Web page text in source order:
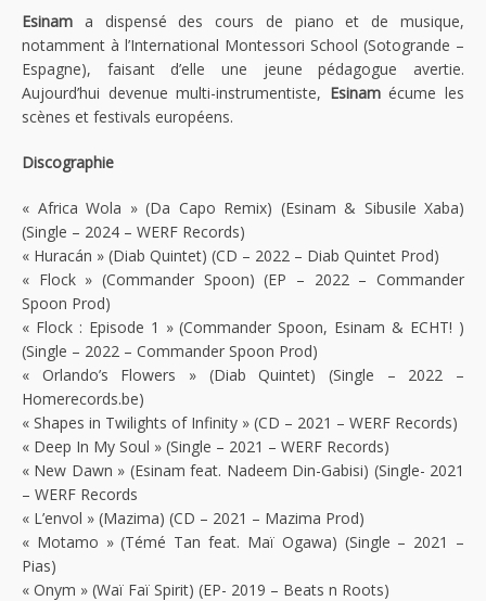
Esinam a dispensé des cours de piano et de musique,
notamment à l’International Montessori School (Sotogrande –
Espagne), faisant d’elle une jeune pédagogue avertie.
Aujourd’hui devenue multi-instrumentiste, Esinamécume les
scènes et festivals européens.
Discographie
« Africa Wola » (Da Capo Remix) (Esinam & Sibusile Xaba)
(Single – 2024 – WERF Records)
« Hurac​án »​ (Diab Quintet) (CD – 2022 – Diab Quintet Prod)
« Flock » (Commander Spoon) (EP – 2022 – Commander
Spoon Prod)
« Flock : Episode 1 » (Commander Spoon, Esinam & ECHT! )
(Single – 2022 – Commander Spoon Prod)
« Orlando’s Flowers » (Diab Quintet) (Single – 2022 –
Homerecords.be)
« Shapes in Twilights of Infinity » (CD – 2021 – WERF Records)
« Deep In My Soul » (Single – 2021 – WERF Records)
« New Dawn » (Esinam feat. Nadeem Din-Gabisi) (Single- 2021
– WERF Records
« L’envol » (Mazima) (CD – 2021 – Mazima Prod)
« Motamo » (Témé Tan feat. Maï Ogawa) (Single – 2021 –
Pias)
« Onym » (Waï Faï Spirit) (EP- 2019 – Beats n Roots)